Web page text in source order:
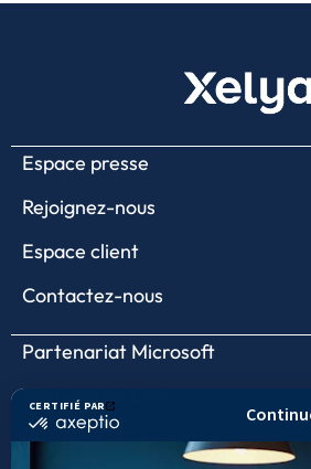
Espace presse
Rejoignez-nous
Espace client
Contactez-nous
Partenariat Microsoft
Partenariat Dell
Mentions légales